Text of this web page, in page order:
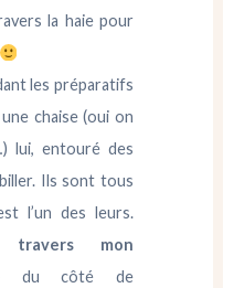
la haie pour
les préparatifs
chaise (oui on
lui, entouré des
Ils sont tous
l’un des leurs.
mon
du côté de